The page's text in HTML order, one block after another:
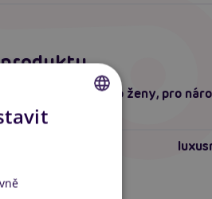
pro zkušené,pro ženy, pro